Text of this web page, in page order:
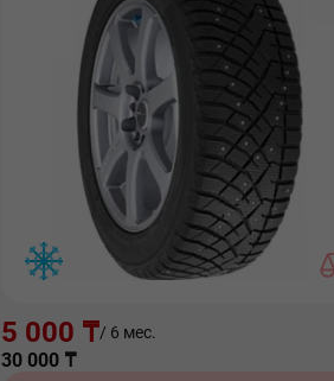
5 000 ₸/ 6 мес.
30 000 ₸